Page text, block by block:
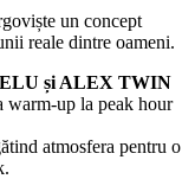
un concept
reale dintre oameni.
și ALEX TWIN
warm-up la peak hour
atmosfera pentru o